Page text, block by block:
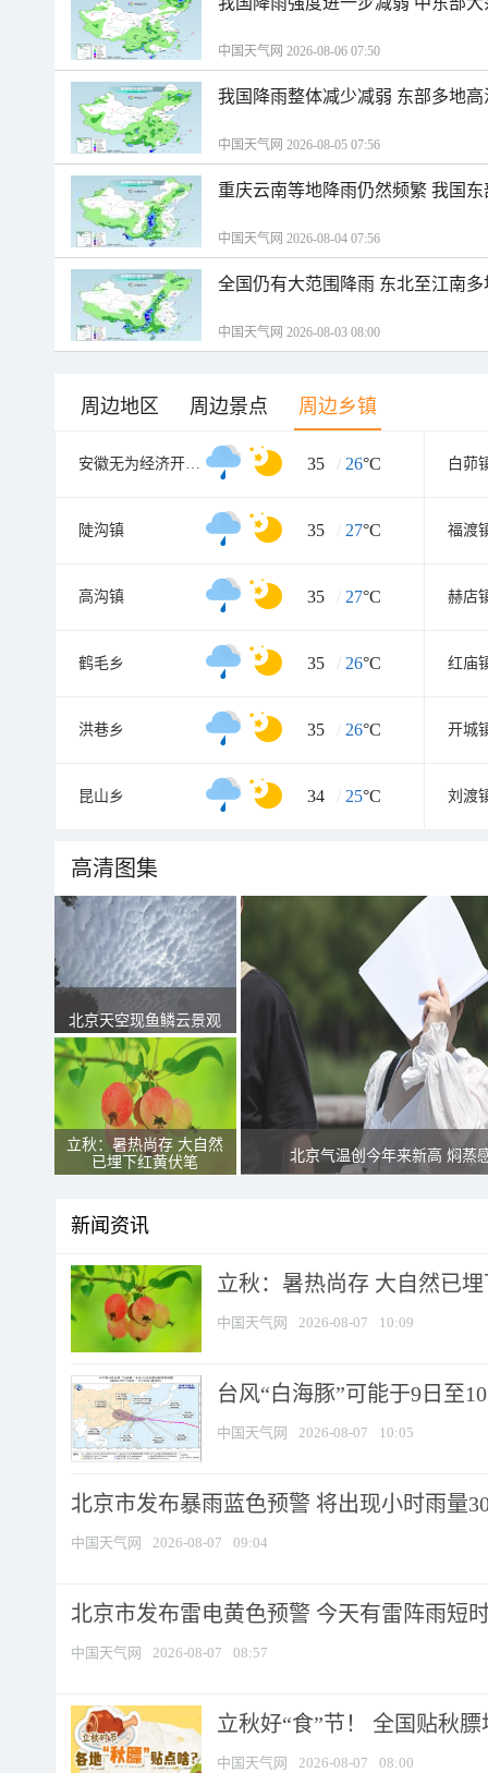
中国天气网 2026-08-06 07:50
我国降雨整体减少减弱 东部多地
中国天气网 2026-08-05 07:56
重庆云南等地降雨仍然频繁 我国
中国天气网 2026-08-04 07:56
全国仍有大范围降雨 东北至江南
中国天气网 2026-08-03 08:00
周边地区 周边景点 周边乡镇
安徽无为经济开发区 35 / 26°C 白茆
陡沟镇 35 / 27°C 福渡
高沟镇 35 / 27°C 赫店
鹤毛乡 35 / 26°C 红庙
洪巷乡 35 / 26°C 开城
昆山乡 34 / 25°C 刘渡
高清图集
北京天空现鱼鳞云景观
立秋：暑热尚存 大自然
已埋下红黄伏笔
北京气温创今年来新高 焖蒸
新闻资讯
立秋：暑热尚存 大自然已
中国天气网 2026-08-07 10:09
台风“白海豚”可能于9日至
中国天气网 2026-08-07 10:05
北京市发布暴雨蓝色预警 将出现小时雨量
中国天气网 2026-08-07 09:04
北京市发布雷电黄色预警 今天有雷阵雨短
中国天气网 2026-08-07 08:57
立秋好“食”节！ 全国贴秋
中国天气网 2026-08-07 08:00